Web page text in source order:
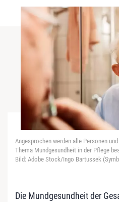
Angesprochen werden alle Personen
Thema Mundgesundheit in der Pflege
Bild: Adobe Stock/Ingo Bartussek
Die Mundgesundheit der